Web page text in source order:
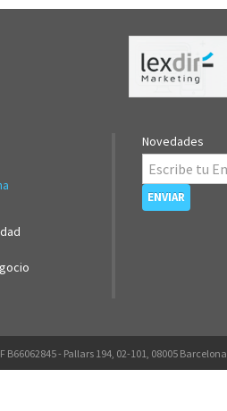
Novedades
B66062845 - Pallars 194, 02-101, 08005 Barcelona